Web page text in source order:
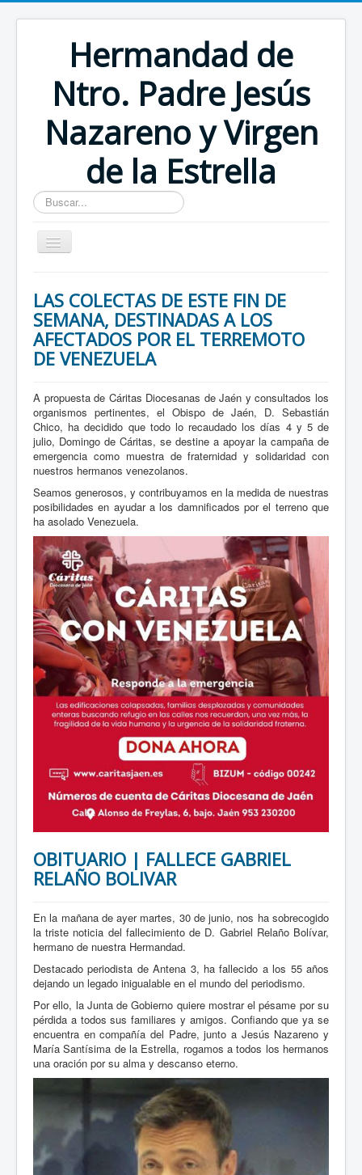
Hermandad de
Ntro. Padre Jesús
Nazareno y Virgen
de la Estrella
Buscar...
LAS COLECTAS DE ESTE FIN DE
SEMANA, DESTINADAS A LOS
AFECTADOS POR EL TERREMOTO
DE VENEZUELA
A propuesta de Cáritas Diocesanas de Jaén y consultados los
organismos pertinentes, el Obispo de Jaén, D. Sebastián
Chico, ha decidido que todo lo recaudado los días 4 y 5 de
julio, Domingo de Cáritas, se destine a apoyar la campaña de
emergencia como muestra de fraternidad y solidaridad con
nuestros hermanos venezolanos.
Seamos generosos, y contribuyamos en la medida de nuestras
posibilidades en ayudar a los damnificados por el terreno que
ha asolado Venezuela.
OBITUARIO | FALLECE GABRIEL
RELAÑO BOLIVAR
En la mañana de ayer martes, 30 de junio, nos ha sobrecogido
la triste noticia del fallecimiento de D. Gabriel Relaño Bolívar,
hermano de nuestra Hermandad.
Destacado periodista de Antena 3, ha fallecido a los 55 años
dejando un legado inigualable en el mundo del periodismo.
Por ello, la Junta de Gobierno quiere mostrar el pésame por su
pérdida a todos sus familiares y amigos. Confiando que ya se
encuentra en compañía del Padre, junto a Jesús Nazareno y
María Santísima de la Estrella, rogamos a todos los hermanos
una oración por su alma y descanso eterno.